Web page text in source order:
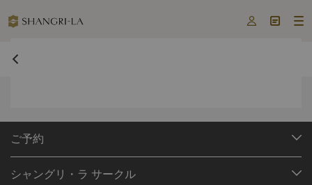
  
ご予約
ご予約の検索
シャングリ・ラ サークル